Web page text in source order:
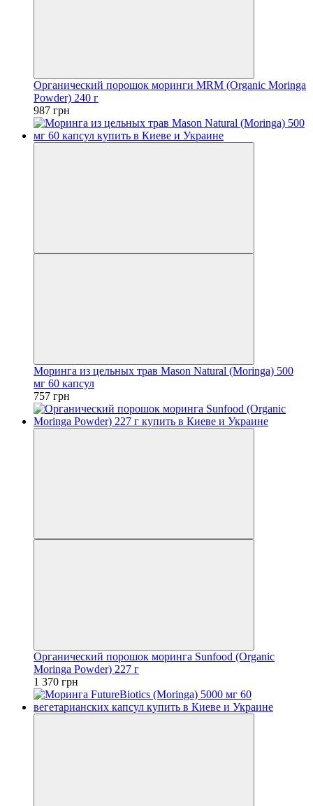
Органический порошок моринги MRM (Organic Moringa
Powder) 240 г
987 грн
Моринга из цельных трав Mason Natural (Moringa) 500
мг 60 капсул
757 грн
Органический порошок моринга Sunfood (Organic
Moringa Powder) 227 г
1 370 грн